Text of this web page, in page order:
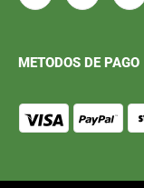
METODOS DE PAGO